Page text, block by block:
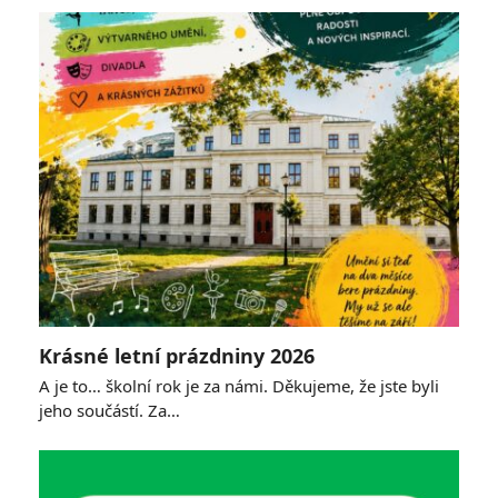
Krásné letní prázdniny 2026
A je to… školní rok je za námi. Děkujeme, že jste byli
jeho součástí. Za…